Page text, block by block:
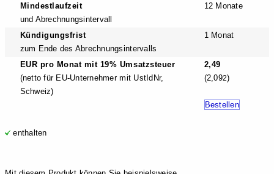
Mindestlaufzeit
und Abrechnungsintervall
12 Monate
Kündigungsfrist
zum Ende des Abrechnungsintervalls
1 Monat
EUR pro Monat mit 19% Umsatzsteuer
(netto für EU-Unternehmer mit UstIdNr,
Schweiz)
2,49
(2,092)
Bestellen
enthalten